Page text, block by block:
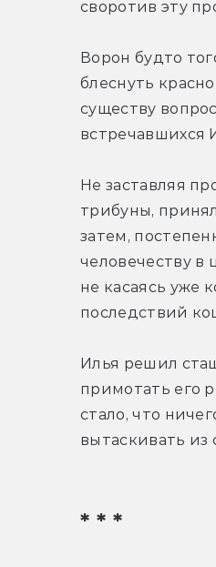
своротив эту
Ворон будто
блеснуть
существу
встречавшихся
Не заставляя
трибуны,
затем,
человечеству в
не касаясь уже
последствий
Илья решил
примотать его
стало, что
вытаскивать из
* * *